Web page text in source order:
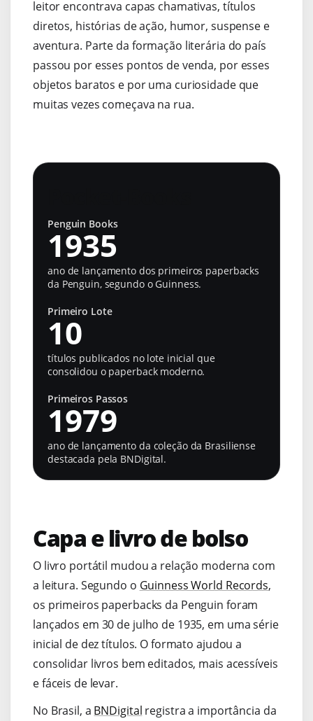
leitor encontrava capas chamativas, títulos
diretos, histórias de ação, humor, suspense e
aventura. Parte da formação literária do país
passou por esses pontos de venda, por esses
objetos baratos e por uma curiosidade que
muitas vezes começava na rua.
Penguin Books
1935
ano de lançamento dos primeiros paperbacks
da Penguin, segundo o Guinness.
Primeiro Lote
10
títulos publicados no lote inicial que
consolidou o paperback moderno.
Primeiros Passos
1979
ano de lançamento da coleção da Brasiliense
destacada pela BNDigital.
Capa e livro de bolso
O livro portátil mudou a relação moderna com
a leitura. Segundo o Guinness World Records,
os primeiros paperbacks da Penguin foram
lançados em 30 de julho de 1935, em uma série
inicial de dez títulos. O formato ajudou a
consolidar livros bem editados, mais acessíveis
e fáceis de levar.
No Brasil, a BNDigital registra a importância da